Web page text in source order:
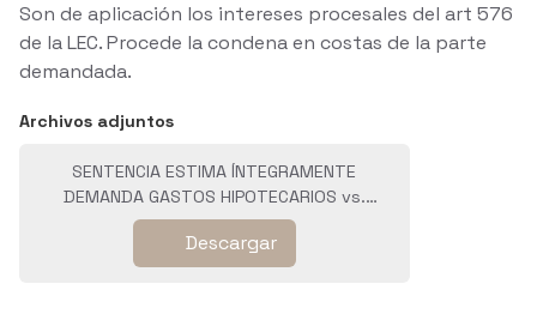
Son de aplicación los intereses procesales del art 576
de la LEC. Procede la condena en costas de la parte
demandada.
Archivos adjuntos
SENTENCIA ESTIMA ÍNTEGRAMENTE
DEMANDA GASTOS HIPOTECARIOS vs.
ABANCA.pdf
Descargar